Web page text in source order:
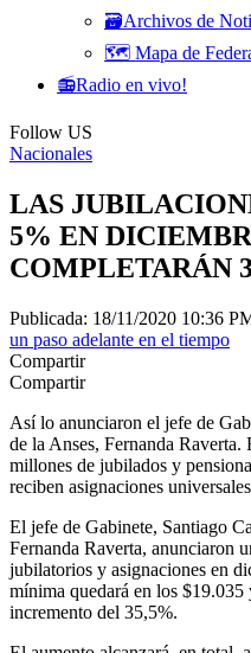
🗃️Archivos de
🗺️ Mapa de
📻Radio en vivo!
Follow US
Nacionales
LAS
5% EN
COMPLETARÁN
Publicada: 18/11/2020 10:36
un paso adelante en el tiempo
Compartir
Compartir
Así lo anunciaron el jefe de
de la Anses, Fernanda Raverta.
millones de jubilados y
reciben asignaciones
El jefe de Gabinete, Santiago
Fernanda Raverta, anunciaron
jubilatorios y asignaciones en
mínima quedará en los
incremento del 35,5%.